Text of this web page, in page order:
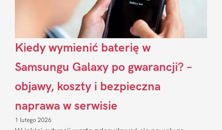
Kiedy wymienić baterię w
Samsungu Galaxy po gwarancji? –
objawy, koszty i bezpieczna
naprawa w serwisie
1 lutego 2026